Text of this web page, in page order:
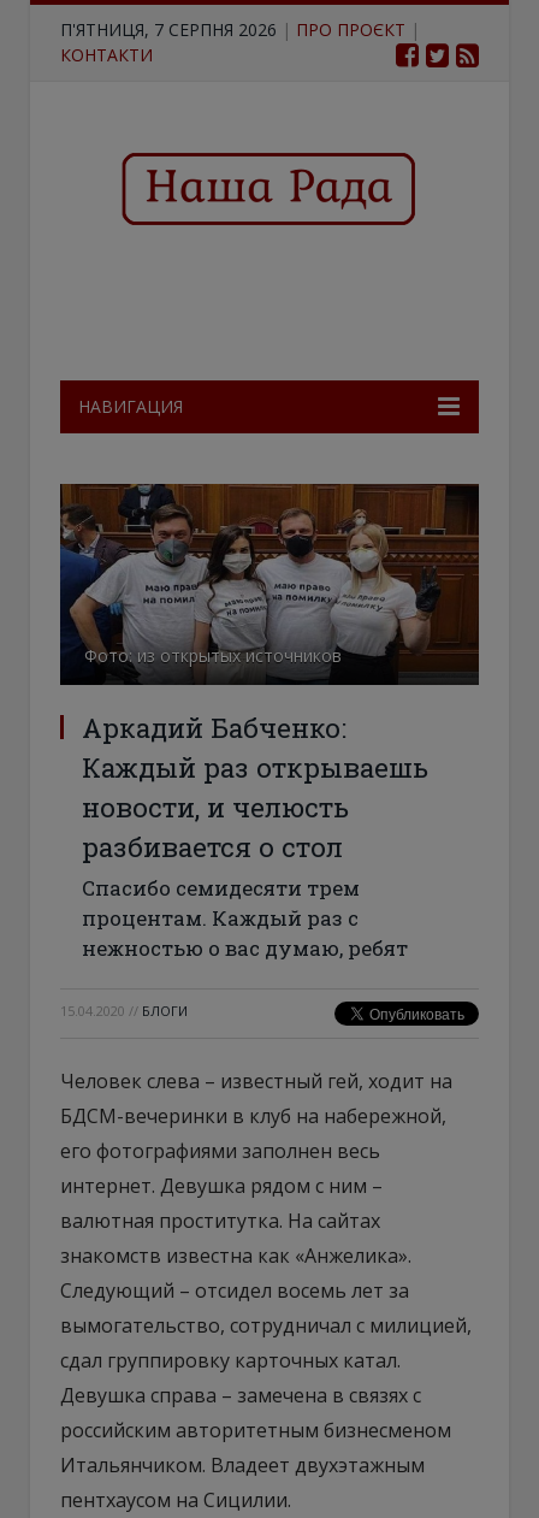
П'ЯТНИЦЯ, 7 СЕРПНЯ 2026 | ПРО ПРОЄКТ |
КОНТАКТИ
НАВИГАЦИЯ
Фото: из открытых источников
Аркадий Бабченко:
Каждый раз открываешь
новости, и челюсть
разбивается о стол
Спасибо семидесяти трем
процентам. Каждый раз с
нежностью о вас думаю, ребят
15.04.2020 // БЛОГИ
Человек слева – известный гей, ходит на
БДСМ-вечеринки в клуб на набережной,
его фотографиями заполнен весь
интернет. Девушка рядом с ним –
валютная проститутка. На сайтах
знакомств известна как «Анжелика».
Следующий – отсидел восемь лет за
вымогательство, сотрудничал с милицией,
сдал группировку карточных катал.
Девушка справа – замечена в связях с
российским авторитетным бизнесменом
Итальянчиком. Владеет двухэтажным
пентхаусом на Сицилии.